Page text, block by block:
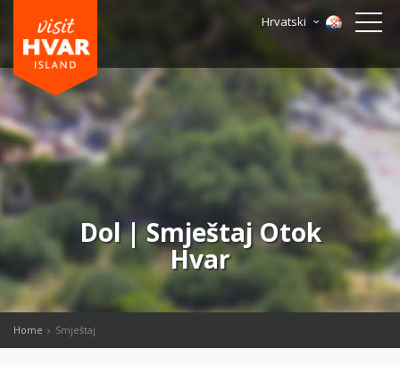
Hrvatski
Dol | Smještaj Otok
Hvar
Home Smještaj